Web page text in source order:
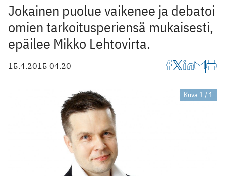
Jokainen puolue vaikenee ja debatoi
omien tarkoitusperiensä mukaisesti,
epäilee Mikko Lehtovirta.
15.4.2015 04.20
Kuva 1 / 1